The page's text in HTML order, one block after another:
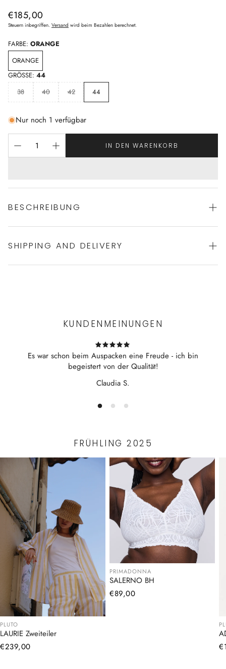
Normaler
Preis
€185,00
Steuern inbegriffen. Versand wird beim Bezahlen berechnet.
FARBE: ORANGE
ORANGE
GRÖSSE: 44
38
40 42 44
Nur noch 1 verfügbar
IN DEN WARENKORB
BESCHREIBUNG
sportlicher Badeanzug von MYMARINI
hochwertige Bademode mit dem beliebten Mini-Shape-
Effekt
SHIPPING AND DELIVERY
KUNDENMEINUNGEN
Es war schon beim Auspacken eine Freude - ich bin
begeistert von der Qualität!
Claudia S.
FRÜHLING 2025
PLUTO
LAURIE Zweiteiler
Normaler
€239,00
PRIMADONNA
SALERNO BH
Normaler
€89,00